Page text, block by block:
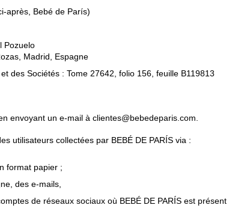
après, Bebé de París)
Pozuelo
Madrid, Espagne
des Sociétés : Tome 27642, folio 156, feuille B119813
envoyant un e-mail à clientes@bebedeparis.com
utilisateurs collectées par BEBÉ DE PARÍS via :
format papier ;
des e-mails,
de réseaux sociaux où BEBÉ DE PARÍS est